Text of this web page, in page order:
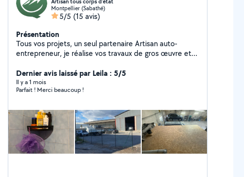
Montpellier (Sabathé)
5/5 (15 avis)
Présentation
Tous vos projets, un seul partenaire Artisan auto-
entrepreneur, je réalise vos travaux de gros œuvre et
donnez à vos chantiers la qualité et le soin qu'ils
méritent.
Dernier avis laissé par Leila : 5/5
Il y a 1 mois
Parfait ! Merci beaucoup !